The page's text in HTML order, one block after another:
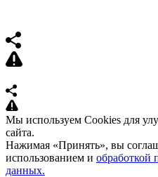
Мы используем Cookies для
сайта.
Нажимая «Принять», вы
использованием и обработкой
данных.